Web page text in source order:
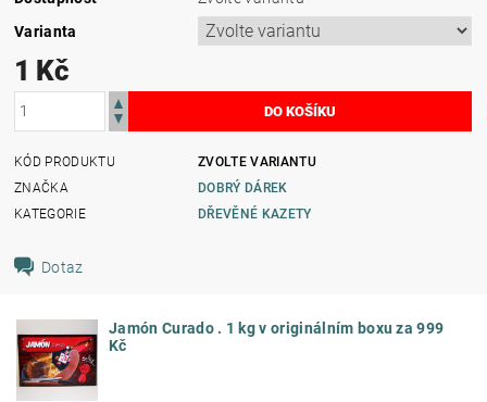
Varianta
1 Kč
KÓD PRODUKTU
ZVOLTE VARIANTU
ZNAČKA
DOBRÝ DÁREK
KATEGORIE
DŘEVĚNÉ KAZETY
Dotaz
Jamón Curado . 1 kg v originálním boxu za 999
Kč